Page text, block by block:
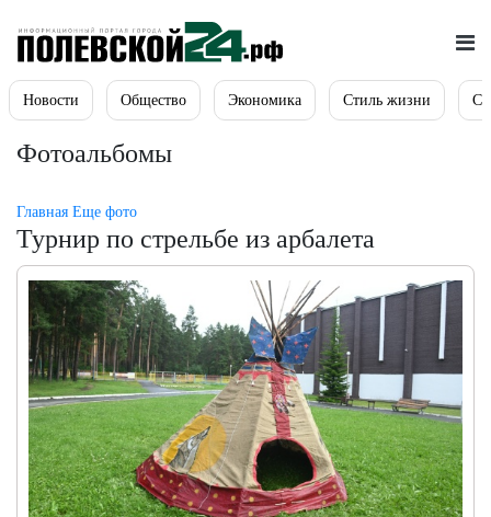
Новости Общество Экономика Стиль жизни
Фотоальбомы
Главная Еще фото
Турнир по стрельбе из арбалета